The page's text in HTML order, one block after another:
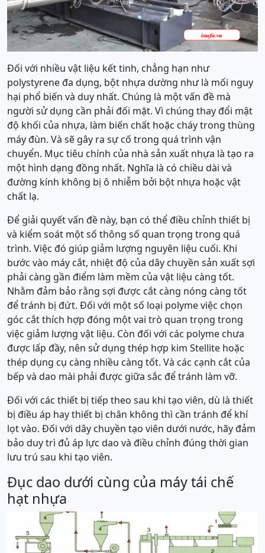
Đối với nhiều vật liệu kết tinh, chẳng hạn như
polystyrene đa dụng, bột nhựa dường như là mối nguy
hại phổ biến và duy nhất. Chúng là một vấn đề mà
người sử dụng cần phải đối mặt. Vì chúng thay đổi mật
độ khối của nhựa, làm biến chất hoặc cháy trong thùng
máy đùn. Và sẽ gây ra sự cố trong quá trình vận
chuyển. Mục tiêu chính của nhà sản xuất nhựa là tạo ra
một hình dạng đồng nhất. Nghĩa là có chiều dài và
đường kính không bị ô nhiễm bởi bột nhựa hoặc vật
chất lạ.
Để giải quyết vấn đề này, bạn có thể điều chỉnh thiết bị
và kiểm soát một số thông số quan trọng trong quá
trình. Việc đó giúp giảm lượng nguyên liệu cuối. Khi
bước vào máy cắt, nhiệt độ của dây chuyền sản xuất sợi
phải càng gần điểm làm mềm của vật liệu càng tốt.
Nhằm đảm bảo rằng sợi được cắt càng nóng càng tốt
để tránh bị đứt. Đối với một số loại polyme việc chọn
góc cắt thích hợp đóng một vai trò quan trọng trong
việc giảm lượng vật liệu. Còn đối với các polyme chưa
được lấp đầy, nên sử dụng thép hợp kim Stellite hoặc
thép dụng cụ càng nhiều càng tốt. Và các cạnh cắt của
bếp và dao mài phải được giữa sắc để tránh làm vỡ.
Đối với các thiết bị tiếp theo sau khi tạo viên, dù là thiết
bị điều áp hay thiết bị chân không thì cần tránh để khí
lọt vào. Đối với dây chuyền tạo viên dưới nước, hãy đảm
bảo duy trì đủ áp lực dao và điều chỉnh đúng thời gian
lưu trú sau khi tạo viên.
Đục dao dưới cùng của máy tái chế
hạt nhựa